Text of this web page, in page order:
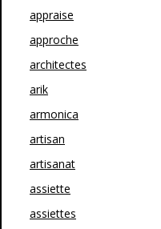
appraise
approche
architectes
arik
armonica
artisan
artisanat
assiette
assiettes